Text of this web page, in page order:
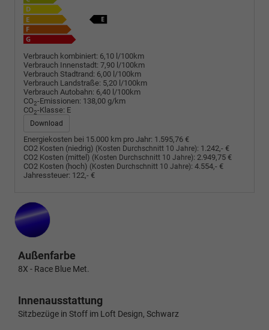
Verbrauch kombiniert: 6,10 l/100km
Verbrauch Innenstadt: 7,90 l/100km
Verbrauch Stadtrand: 6,00 l/100km
Verbrauch Landstraße: 5,20 l/100km
Verbrauch Autobahn: 6,40 l/100km
CO2-Emissionen: 138,00 g/km
CO2-Klasse: E
Download
Energiekosten bei 15.000 km pro Jahr: 1.595,76 €
CO2 Kosten (niedrig) (Kosten Durchschnitt 10 Jahre): 1.242,- €
CO2 Kosten (mittel) (Kosten Durchschnitt 10 Jahre): 2.949,75 €
CO2 Kosten (hoch) (Kosten Durchschnitt 10 Jahre): 4.554,- €
Jahressteuer: 122,- €
Außenfarbe
8X - Race Blue Met.
Innenausstattung
Sitzbezüge in Stoff im Loft Design, Schwarz